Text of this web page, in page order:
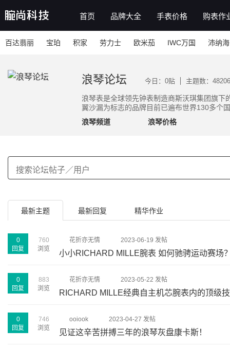
首页 品牌大全 手表价格 购表作
百达翡丽 宝珀 积家 劳力士 欧米茄 IWC万国 沛纳海
浪琴论坛 今日：0贴 主题数：
浪琴表是全球领先钟表制造商斯沃琪集团旗
翼沙漏为标志的品牌目前已遍布世界130多个
浪琴频道
浪琴价格
最新主题 最新回复 精华作业
0
回复
760
浏览
花折亦无情 2023-06-19 发帖
小小RICHARD MILLE腕表 如何驰骋运动赛场
0
回复
883
浏览
花折亦无情 2023-05-22 发帖
RICHARD MILLE经典自主机芯腕表内的顶级
0
回复
746
浏览
ooiook 2023-04-27 发帖
见证这辛苦拼搏三年的浪琴灰盘康卡斯！